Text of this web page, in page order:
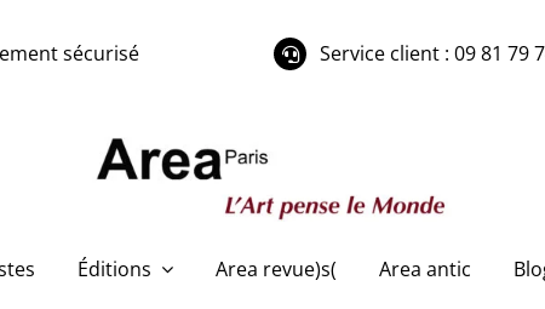
sécurisé Service client : 09 81 79
Éditions Area revue)s( Area antic